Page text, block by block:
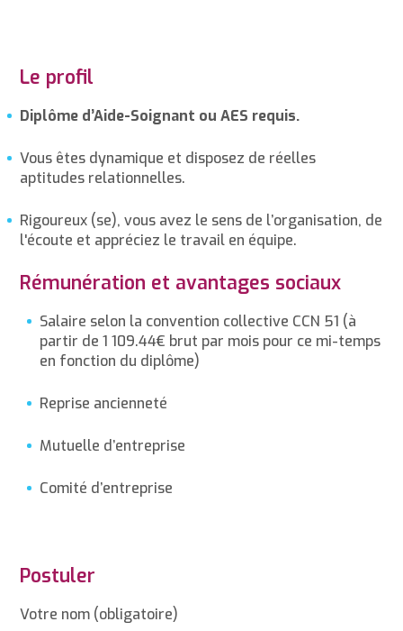
Le profil
Diplôme d’Aide-Soignant ou AES requis.
Vous êtes dynamique et disposez de réelles
aptitudes relationnelles.
Rigoureux (se), vous avez le sens de l’organisation, de
l'écoute et appréciez le travail en équipe.
Rémunération et avantages sociaux
Salaire selon la convention collective CCN 51 (à
partir de 1 109.44€ brut par mois pour ce mi-temps
en fonction du diplôme)
Reprise ancienneté
Mutuelle d’entreprise
Comité d’entreprise
Postuler
Votre nom (obligatoire)